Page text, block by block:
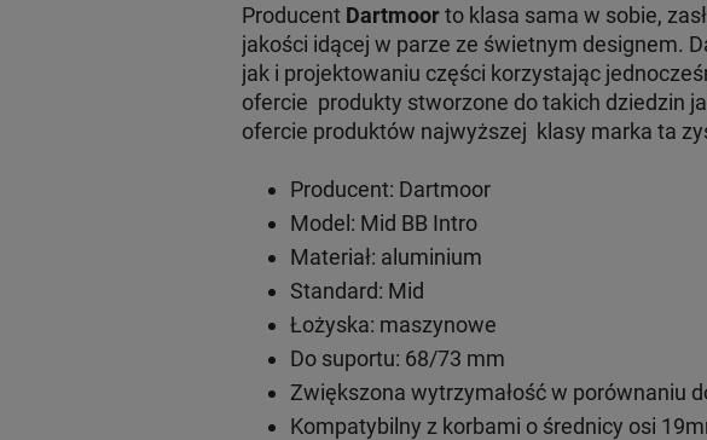
Producent Dartmoorto klasa sama w sobie,
jakości idącej w parze ze świetnym designem.
jak i projektowaniu części korzystając
ofercie produkty stworzone do takich dziedzin
ofercie produktów najwyższej klasy marka ta
Producent: Dartmoor
Model: Mid BB Intro
Materiał: aluminium
Standard: Mid
Łożyska: maszynowe
Do suportu: 68/73 mm
Zwiększona wytrzymałość w porównaniu
Kompatybilny z korbami o średnicy osi